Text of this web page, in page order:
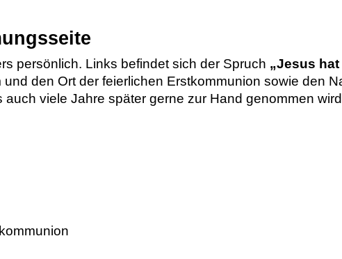
persönlich. Links befindet sich der Spruch „Jesus hat
den Ort der feierlichen Erstkommunion sowie den
viele Jahre später gerne zur Hand genommen